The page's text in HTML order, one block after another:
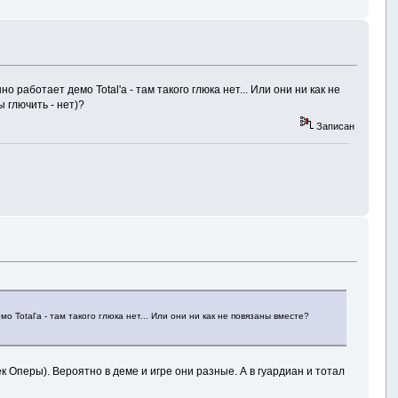
работает демо Total'а - там такого глюка нет... Или они ни как не
глючить - нет)?
Записан
Total'а - там такого глюка нет... Или они ни как не повязаны вместе?
Оперы). Вероятно в деме и игре они разные. А в гуардиан и тотал